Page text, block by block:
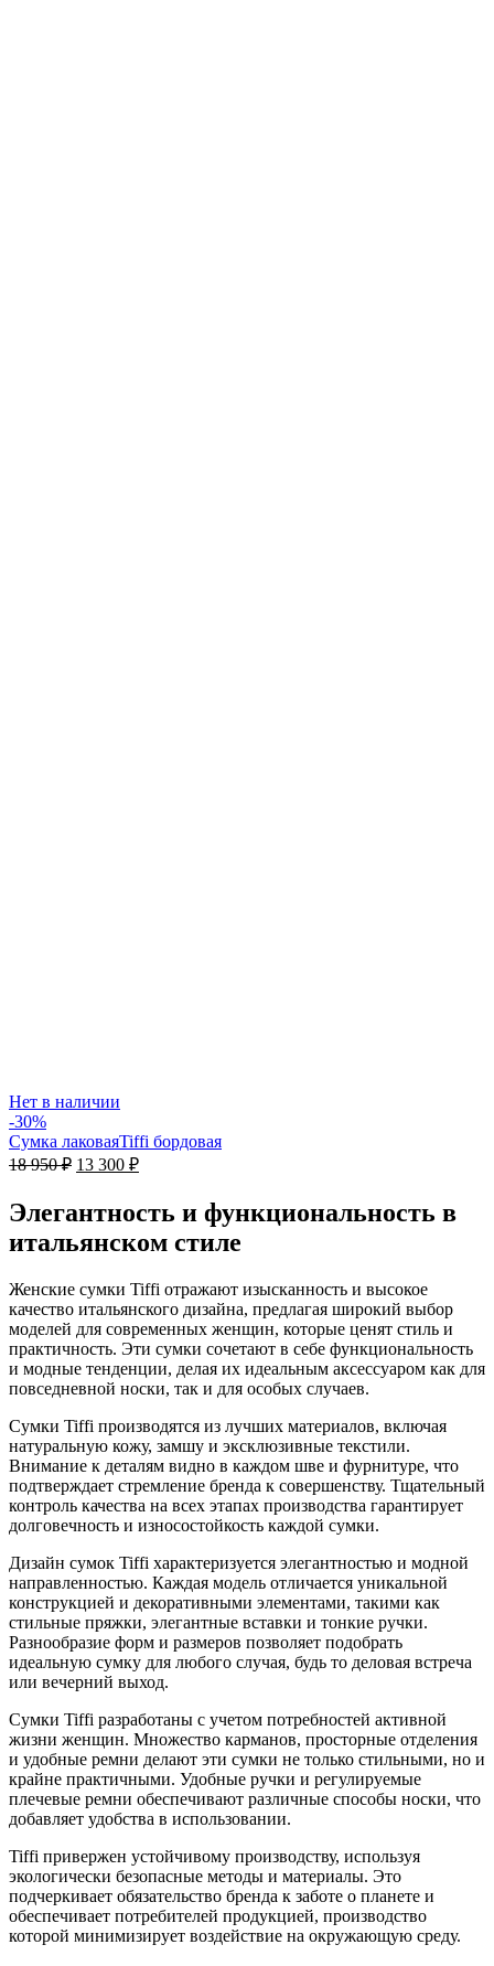
Нет в наличии
-30%
Сумка лаковаяTiffi бордовая
18 950₽ Первоначальная
18
950 ₽.
13 300 ₽Текущая
300 ₽.
Элегантность и функциональность в
итальянском стиле
Женские сумки Tiffi отражают изысканность и высокое
качество итальянского дизайна, предлагая широкий выбор
моделей для современных женщин, которые ценят стиль и
практичность. Эти сумки сочетают в себе функциональность
и модные тенденции, делая их идеальным аксессуаром как для
повседневной носки, так и для особых случаев.
Сумки Tiffi производятся из лучших материалов, включая
натуральную кожу, замшу и эксклюзивные текстили.
Внимание к деталям видно в каждом шве и фурнитуре, что
подтверждает стремление бренда к совершенству. Тщательный
контроль качества на всех этапах производства гарантирует
долговечность и износостойкость каждой сумки.
Дизайн сумок Tiffi характеризуется элегантностью и модной
направленностью. Каждая модель отличается уникальной
конструкцией и декоративными элементами, такими как
стильные пряжки, элегантные вставки и тонкие ручки.
Разнообразие форм и размеров позволяет подобрать
идеальную сумку для любого случая, будь то деловая встреча
или вечерний выход.
Сумки Tiffi разработаны с учетом потребностей активной
жизни женщин. Множество карманов, просторные отделения
и удобные ремни делают эти сумки не только стильными, но и
крайне практичными. Удобные ручки и регулируемые
плечевые ремни обеспечивают различные способы носки, что
добавляет удобства в использовании.
Tiffi привержен устойчивому производству, используя
экологически безопасные методы и материалы. Это
подчеркивает обязательство бренда к заботе о планете и
обеспечивает потребителей продукцией, производство
которой минимизирует воздействие на окружающую среду.